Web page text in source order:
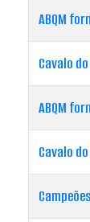
ABQM
Cavalo
ABQM
Cavalo